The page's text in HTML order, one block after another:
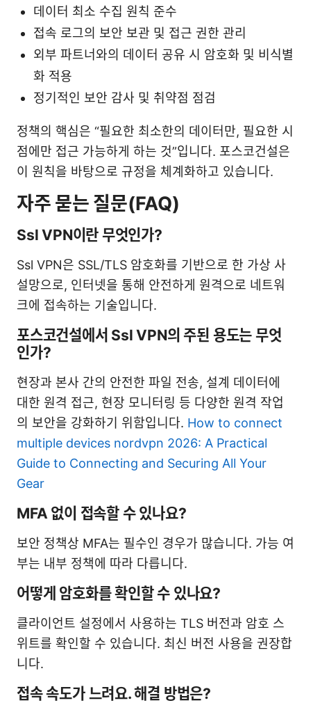
데이터 최소 수집 원칙 준수
접속 로그의 보안 보관 및 접근 권한 관리
외부 파트너와의 데이터 공유 시 암호화 및 비식별
화 적용
정기적인 보안 감사 및 취약점 점검
정책의 핵심은 “필요한 최소한의 데이터만, 필요한 시
점에만 접근 가능하게 하는 것”입니다. 포스코건설은
이 원칙을 바탕으로 규정을 체계화하고 있습니다.
자주 묻는 질문(FAQ)
Ssl VPN이란 무엇인가?
Ssl VPN은 SSL/TLS 암호화를 기반으로 한 가상 사
설망으로, 인터넷을 통해 안전하게 원격으로 네트워
크에 접속하는 기술입니다.
포스코건설에서 Ssl VPN의 주된 용도는 무엇
인가?
현장과 본사 간의 안전한 파일 전송, 설계 데이터에
대한 원격 접근, 현장 모니터링 등 다양한 원격 작업
의 보안을 강화하기 위함입니다. How to connect
multiple devices nordvpn 2026: A Practical
Guide to Connecting and Securing All Your
Gear
MFA 없이 접속할 수 있나요?
보안 정책상 MFA는 필수인 경우가 많습니다. 가능 여
부는 내부 정책에 따라 다릅니다.
어떻게 암호화를 확인할 수 있나요?
클라이언트 설정에서 사용하는 TLS 버전과 암호 스
위트를 확인할 수 있습니다. 최신 버전 사용을 권장합
니다.
접속 속도가 느려요. 해결 방법은?